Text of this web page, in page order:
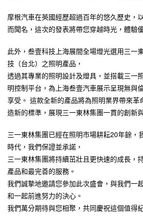
摩根汽車在英國經歷超過百年的悠久歷史，
而聞名，這次的發表將帶您穿越時光，體驗
此外，叁壹科技上海展間全場燈光選用三一
技（台北）之照明產品，
透過其專業的照明設計及燈具，並搭載三一
明控制平台，為上海叁壹汽車展示呈現無與
享受。 這款全新的產品將為照明業界帶來革
造新的標準，展現三一東林集團一貫的創新
三一東林集團已經在照明市場耕耘20年餘，
時代，我們保證並承諾，
三一東林集團將持續茁壯且更快速的成長，
產品和最完善的服務。
我們誠摯地邀請您參加此次盛會，與我們一
和一起前進努力的決心。
我們萬分期待與您相聚，共同慶祝這個值得